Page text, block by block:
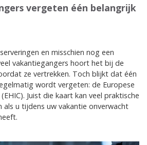
vergeten één belangrijk
en misschien nog een
vakantiegangers hoort het bij de
ze vertrekken. Toch blijkt dat één
wordt vergeten: de Europese
Juist die kaart kan veel praktische
u tijdens uw vakantie onverwacht